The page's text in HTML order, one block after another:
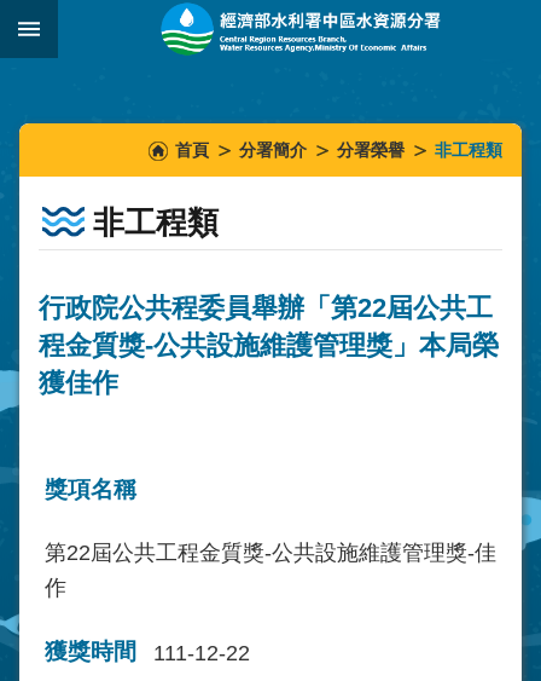
跳到主要內容區塊
::::::
首頁 分署簡介 分署榮譽 非工程類
非工程類
行政院公共程委員舉辦「第22屆公共工
程金質獎-公共設施維護管理獎」本局榮
獲佳作
獎項名稱
第22屆公共工程金質獎-公共設施維護管理獎-佳
作
獲獎時間 111-12-22